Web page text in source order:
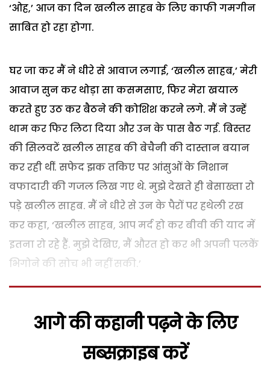
‘ओह,’ आज का दिन खलील साहब के लिए काफी गमगीन
साबित हो रहा होगा.
घर जा कर मैं ने धीरे से आवाज लगाई, ‘खलील साहब,’ मेरी
आवाज सुन कर थोड़ा सा कसमसाए, फिर मेरा खयाल
करते हुए उठ कर बैठने की कोशिश करने लगे. मैं ने उन्हें
थाम कर फिर लिटा दिया और उन के पास बैठ गई. बिस्तर
की सिलवटें खलील साहब की बेचैनी की दास्तान बयान
कर रही थीं. सफेद झक तकिए पर आंसुओं के निशान
वफादारी की गजल लिख गए थे. मुझे देखते ही बेसाख्ता रो
पड़े खलील साहब. मैं ने धीरे से उन के पैरों पर हथेली रख
कर कहा, ‘खलील साहब, आप मर्द हो कर बीवी की याद में
इतना रो रहे हैं. मुझे देखिए, मैं औरत हो कर भी अपनी पलकें
भिगोने की सोच भी नहीं सकी.’
आगे की कहानी पढ़ने के लिए
सब्सक्राइब करें